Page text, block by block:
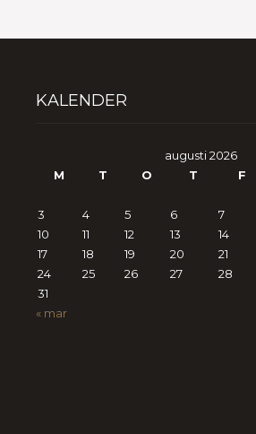
KALENDER
augusti 2026
M
T O T F
3
4 5 6 7
10
11 12 13 14
17
18 19 20 21
24
25 26 27 28
31
« mar